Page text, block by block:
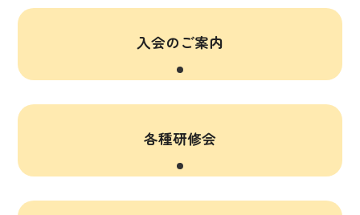
入会のご案内
各種研修会